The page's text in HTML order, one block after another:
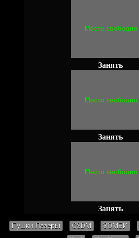
Занять
Занять
Занять
Пушки Лазеры CSDM ЗОМБИ